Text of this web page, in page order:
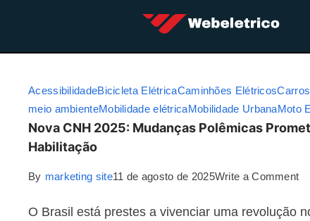
AcessibilidadeBicicleta ElétricaCaminhões Elétricos
meio ambienteMobilidade elétricaMobilidade UrbanaMoto
Nova CNH 2025: Mudanças Polêmicas
Habilitação
By marketing site11 de agosto de 2025Write a Comment
O Brasil está prestes a vivenciar uma revolução